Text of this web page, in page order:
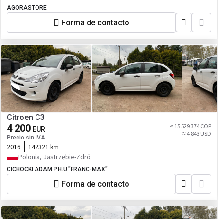
AGORASTORE
Forma de contacto
Citroen C3
4 200 EUR
Precio sin IVA
≈ 15 529 374 COP
≈ 4 843 USD
2016
142321 km
Polonia, Jastrzębie-Zdrój
CICHOCKI ADAM P.H.U."FRANC-MAX"
Forma de contacto